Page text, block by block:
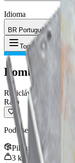
Idioma
BR Português (Brasil)
Toggle Menu
Bomba de
Reciclável
Raro
Pode ser reciclado em
Pilha:
3 kg